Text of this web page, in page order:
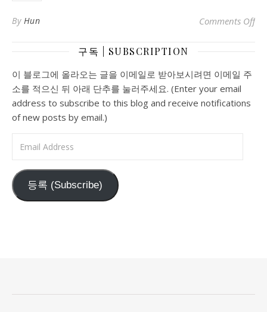
By Hun Comments Offon
구독 | SUBSCRIPTION
이 블로그에 올라오는 글을 이메일로 받아보시려면 이메일 주
소를 적으신 뒤 아래 단추를 눌러주세요. (Enter your email
address to subscribe to this blog and receive notifications
of new posts by email.)
등록 (Subscribe)